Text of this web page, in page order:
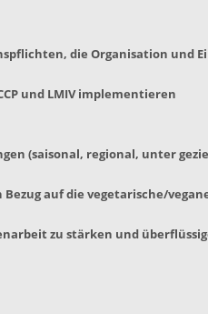
die Organisation und
und LMIV implementieren
(saisonal, regional, unter
auf die vegetarische/
zu stärken und